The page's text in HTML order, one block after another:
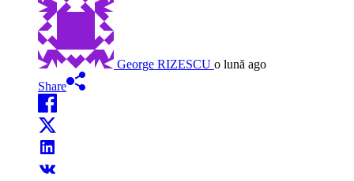
George RIZESCU o lună ago
Share